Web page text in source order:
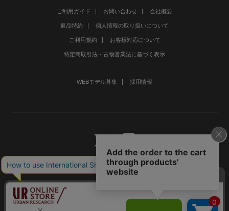
ご利用ガイド お問い合わせ 会社概要
返品特約 個人情報の取り扱いについて
ご利用規約 お客様対応について
特定商取引法・古物営業法に基づく表示
WEBモデル募集 採用情報